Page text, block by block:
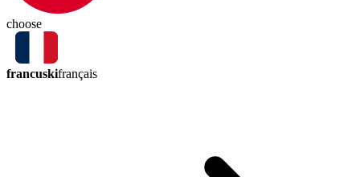
choose
francuskifrançais